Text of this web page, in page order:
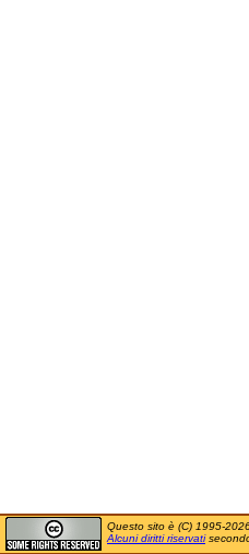
Questo sito è (C) 1995-
Alcuni diritti riservati